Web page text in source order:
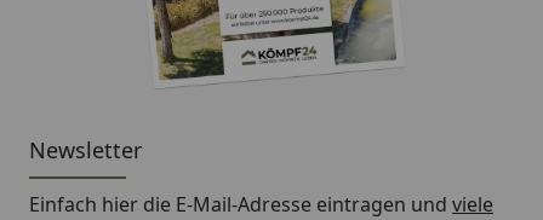
Newsletter
Einfach hier die E-Mail-Adresse eintragen und viele